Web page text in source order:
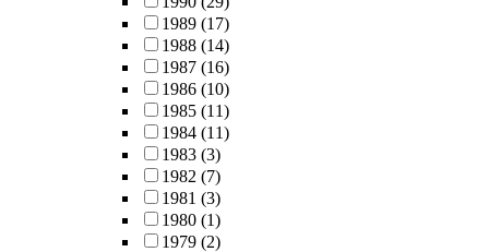
1989 (17)
1988 (14)
1987 (16)
1986 (10)
1985 (11)
1984 (11)
1983 (3)
1982 (7)
1981 (3)
1980 (1)
1979 (2)